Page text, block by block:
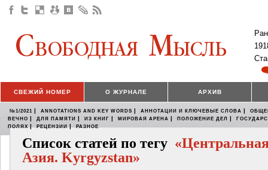
СВЕЖИЙ НОМЕР О ЖУРНАЛЕ АРХИВ
№1/2021 | ANNOTATIONS AND KEY WORDS | АННОТАЦИИ И КЛЮЧЕВЫЕ СЛОВА |
ВЕЧНО | ДЛЯ ПАМЯТИ | ИЗ КНИГ | МИРОВАЯ АРЕНА | ПОЛОЖЕНИЕ ДЕЛ |
ПОЛЯХ | РЕЦЕНЗИИ | РАЗНОЕ
Список статей по тегу
Азия. Kyrgyzstan»